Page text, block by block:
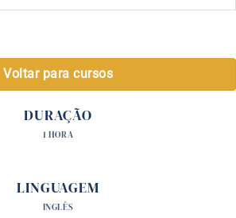
Voltar para cursos
DURAÇÃO
1 HORA
LINGUAGEM
INGLÊS